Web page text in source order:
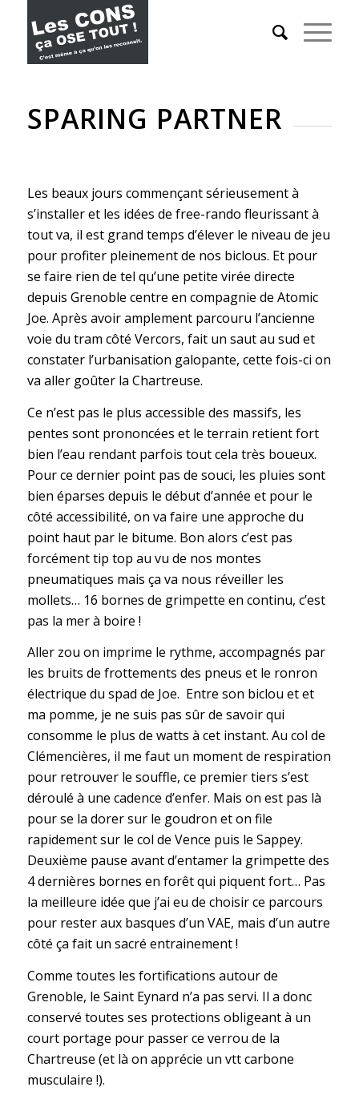
SPARING PARTNER
Les beaux jours commençant sérieusement à
s’installer et les idées de free-rando fleurissant à
tout va, il est grand temps d’élever le niveau de jeu
pour profiter pleinement de nos biclous. Et pour
se faire rien de tel qu’une petite virée directe
depuis Grenoble centre en compagnie de Atomic
Joe. Après avoir amplement parcouru l’ancienne
voie du tram côté Vercors, fait un saut au sud et
constater l’urbanisation galopante, cette fois-ci on
va aller goûter la Chartreuse.
Ce n’est pas le plus accessible des massifs, les
pentes sont prononcées et le terrain retient fort
bien l’eau rendant parfois tout cela très boueux.
Pour ce dernier point pas de souci, les pluies sont
bien éparses depuis le début d’année et pour le
côté accessibilité, on va faire une approche du
point haut par le bitume. Bon alors c’est pas
forcément tip top au vu de nos montes
pneumatiques mais ça va nous réveiller les
mollets… 16 bornes de grimpette en continu, c’est
pas la mer à boire !
Aller zou on imprime le rythme, accompagnés par
les bruits de frottements des pneus et le ronron
électrique du spad de Joe. Entre son biclou et et
ma pomme, je ne suis pas sûr de savoir qui
consomme le plus de watts à cet instant. Au col de
Clémencières, il me faut un moment de respiration
pour retrouver le souffle, ce premier tiers s’est
déroulé à une cadence d’enfer. Mais on est pas là
pour se la dorer sur le goudron et on file
rapidement sur le col de Vence puis le Sappey.
Deuxième pause avant d’entamer la grimpette des
4 dernières bornes en forêt qui piquent fort… Pas
la meilleure idée que j’ai eu de choisir ce parcours
pour rester aux basques d’un VAE, mais d’un autre
côté ça fait un sacré entrainement !
Comme toutes les fortifications autour de
Grenoble, le Saint Eynard n’a pas servi. Il a donc
conservé toutes ses protections obligeant à un
court portage pour passer ce verrou de la
Chartreuse (et là on apprécie un vtt carbone
musculaire !).